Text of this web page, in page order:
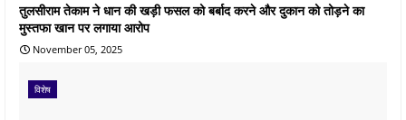
तुलसीराम तेकाम ने धान की खड़ी फसल को बर्बाद करने और दुकान को तोड़ने का
मुस्तफा खान पर लगाया आरोप
November 05, 2025
विशेष